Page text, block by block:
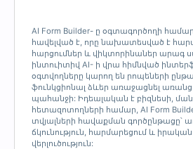
AI Form Builder- ը օգտագործողի
հավելված է, որը նախատեսված է
հարցումներ և վիկտորինաներ արագ
ինտուիտիվ AI- ի վրա հիմնված
օգտվողները կարող են րոպեների
ֆունկցիոնալ ձևեր առաջացնել
պահանջի: Իդեալական է բիզնեսի,
հետազոտողների համար, AI Form
տվյալների հավաքման գործընթացը՝
ճկունություն, հարմարեցում և
վերլուծություն: